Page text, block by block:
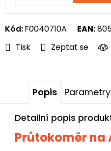
Tisk Zeptat se
Kód:F0040710A EAN:
Popis Parametry
Detailní popis
Průtokoměr na